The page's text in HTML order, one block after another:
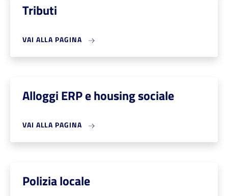
Tributi
VAI ALLA PAGINA
Alloggi ERP e housing sociale
VAI ALLA PAGINA
Polizia locale